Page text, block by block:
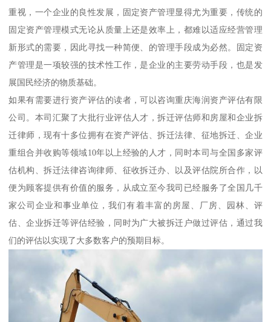
重视，一个企业的良性发展，固定资产管理显得尤为重要，传统的
固定资产管理模式无论从质量上还是效率上，都难以适应经营管理
新形式的需要，因此寻找一种简便、的管理手段成为必然。固定资
产管理是一项较强的技术性工作，是企业的主要劳动手段，也是发
展国民经济的物质基础。
如果有需要进行资产评估的读者，可以咨询重庆海润资产评估有限
公司。本司汇聚了大批行业评估人才，拆迁评估师和房屋和企业拆
迁律师，现有十多位拥有在资产评估、拆迁法律、征地拆迁、企业
重组合并收购等领域10年以上经验的人才，同时本司与全国多家评
估机构、拆迁法律咨询律师、征收拆迁办、以及评估院所合作，以
便为顾客提供有价值的服务，从成立至今我司已经服务了全国几千
家公司企业和事业单位，我们有着丰富的房屋、厂房、园林、评
估、企业拆迁等评估经验，同时为广大被拆迁户做过评估，通过我
们的评估以实现了大多数客户的预期目标。